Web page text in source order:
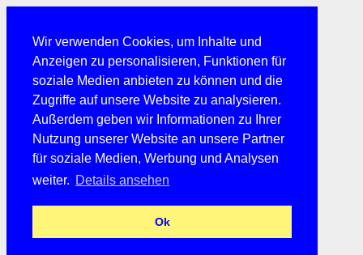
Wir verwenden Cookies, um Inhalte und
Anzeigen zu personalisieren, Funktionen für
soziale Medien anbieten zu können und die
Zugriffe auf unsere Website zu analysieren.
Außerdem geben wir Informationen zu Ihrer
Nutzung unserer Website an unsere Partner
für soziale Medien, Werbung und Analysen
weiter. Details ansehen
Ok